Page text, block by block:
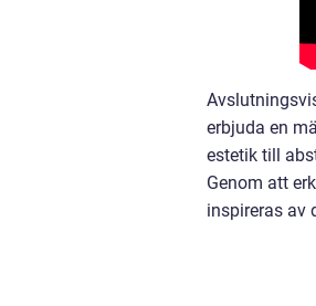
erbjuda en
estetik till
Genom att
inspireras av